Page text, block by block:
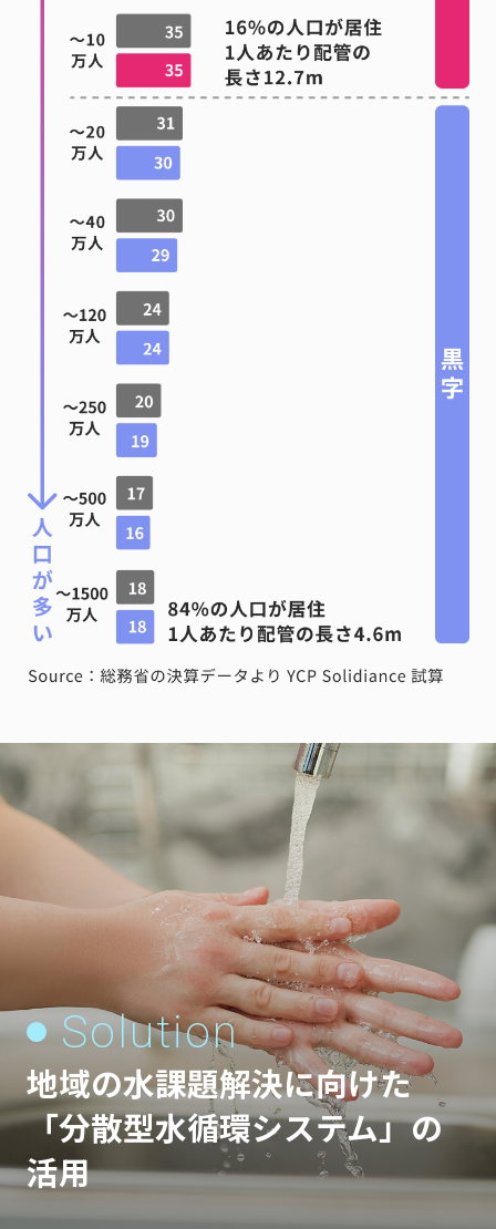
Solution
地域の水課題解決に向けた
「分散型水循環システム」の
活用